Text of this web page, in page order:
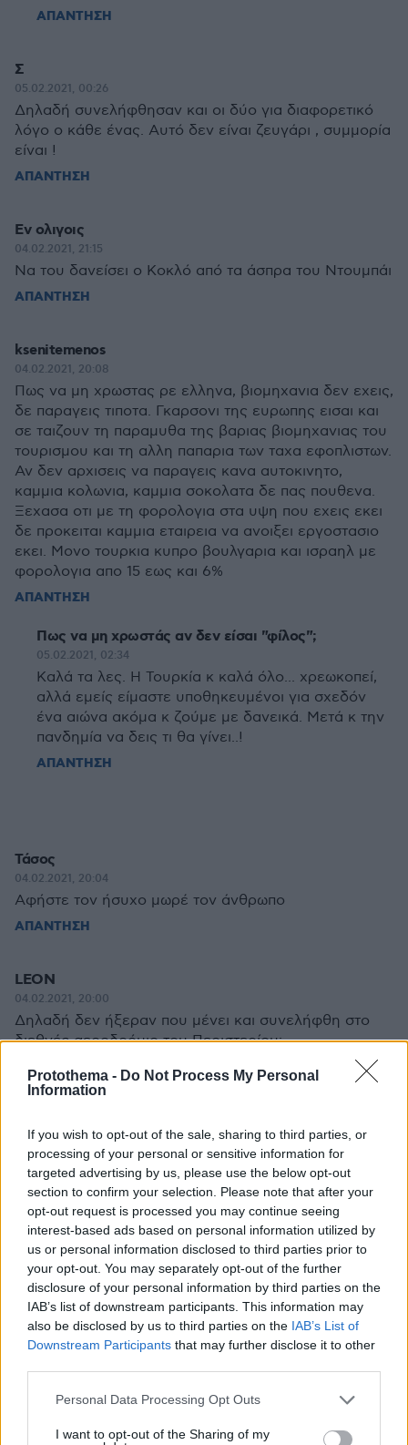
Protothema - Do Not Process My Personal
Information
If you wish to opt-out of the sale, sharing to third parties, or
processing of your personal or sensitive information for
targeted advertising by us, please use the below opt-out
section to confirm your selection. Please note that after your
opt-out request is processed you may continue seeing
interest-based ads based on personal information utilized by
us or personal information disclosed to third parties prior to
your opt-out. You may separately opt-out of the further
disclosure of your personal information by third parties on the
IAB’s list of downstream participants. This information may
also be disclosed by us to third parties on the IAB’s List of
Downstream Participants that may further disclose it to other
Please note that this website/app uses one or more Google
not limited to your visit or usage behaviour. You may click to
Personal Data Processing Opt Outs
I want to opt-out of the Sharing of my
ΑΠΑΝΤΗΣΗ
Σ
05.02.2021, 00:26
Δηλαδή συνελήφθησαν και οι δύο για διαφορετικό
λόγο ο κάθε ένας. Αυτό δεν είναι ζευγάρι , συμμορία
είναι !
ΑΠΑΝΤΗΣΗ
Εν ολιγοις
04.02.2021, 21:15
Να του δανείσει ο Κοκλό από τα άσπρα του Ντουμπάι
ΑΠΑΝΤΗΣΗ
ksenitemenos
04.02.2021, 20:08
Πως να μη χρωστας ρε ελληνα, βιομηχανια δεν εχεις,
δε παραγεις τιποτα. Γκαρσονι της ευρωπης εισαι και
σε ταιζουν τη παραμυθα της βαριας βιομηχανιας του
τουρισμου και τη αλλη παπαρια των ταχα εφοπλιστων.
Αν δεν αρχισεις να παραγεις κανα αυτοκινητο,
καμμια κολωνια, καμμια σοκολατα δε πας πουθενα.
Ξεχασα οτι με τη φορολογια στα υψη που εχεις εκει
δε προκειται καμμια εταιρεια να ανοιξει εργοστασιο
εκει. Μονο τουρκια κυπρο βουλγαρια και ισραηλ με
φορολογια απο 15 εως και 6%
ΑΠΑΝΤΗΣΗ
Πως να μη χρωστάς αν δεν είσαι "φίλος";
05.02.2021, 02:34
Καλά τα λες. Η Τουρκία κ καλά όλο... χρεωκοπεί,
αλλά εμείς είμαστε υποθηκευμένοι για σχεδόν
ένα αιώνα ακόμα κ ζούμε με δανεικά. Μετά κ την
πανδημία να δεις τι θα γίνει..!
ΑΠΑΝΤΗΣΗ
Τάσος
04.02.2021, 20:04
Αφήστε τον ήσυχο μωρέ τον άνθρωπο
ΑΠΑΝΤΗΣΗ
LEON
04.02.2021, 20:00
Δηλαδή δεν ήξεραν που μένει και συνελήφθη στο
διεθνές αεροδρόμιο του Περιστερίου;
ΑΠΑΝΤΗΣΗ
Απλά εκκρεμότητες πρέπει να έχουν οι μισοί
Έλληνες, πρέπει να ψάχνουν μόνο αυτούς με
κακούργημα
ΑΠΑΝΤΗΣΗ
ΦΟΡΤΩΣΗ ΠΕΡΙΣΣΟΤΕΡΩΝ ΣΧΟΛΙΩΝ
ΠΡΟΣΘΗΚΗ ΣΧΟΛΙΟΥ
ΌΝΟΜΑ *